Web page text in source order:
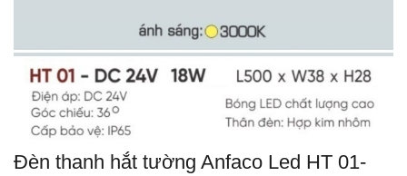
Đèn thanh hắt tường Anfaco Led HT 01-